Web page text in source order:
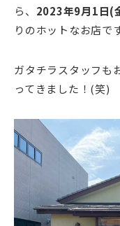
ら、 2023年9月1日(
りのホットなお店で
ガタチラスタッフも
ってきました！(笑)